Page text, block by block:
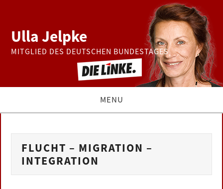
Ulla Jelpke
MITGLIED DES DEUTSCHEN BUNDESTAGES
MENU
BUNDESTAG
PRESSE
FLUCHT – MIGRATION –
INTEGRATION